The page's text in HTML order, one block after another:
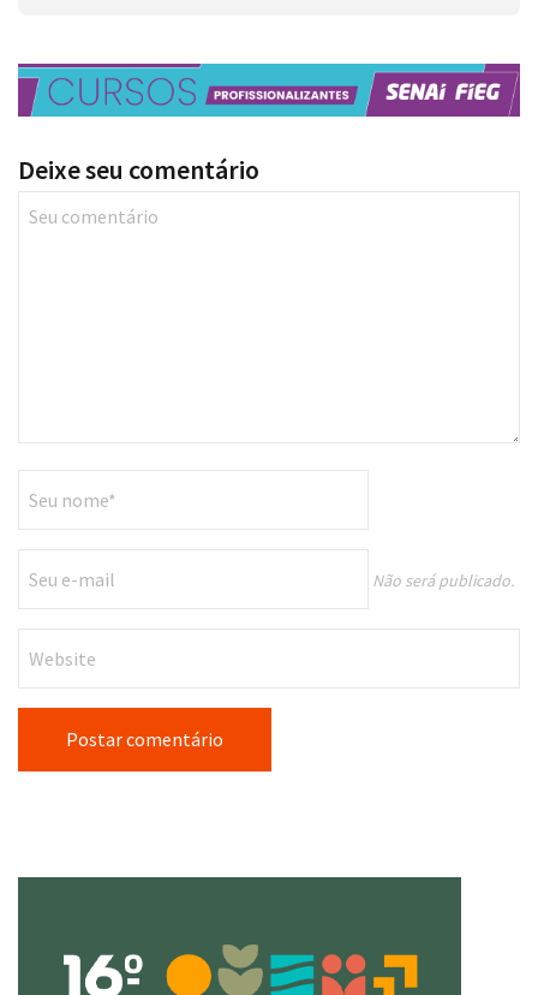
Deixe seu comentário
Não será publicado.